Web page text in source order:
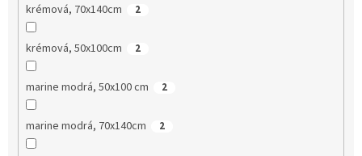
krémová, 70x140cm 2
krémová, 50x100cm 2
marine modrá, 50x100 cm 2
marine modrá, 70x140cm 2